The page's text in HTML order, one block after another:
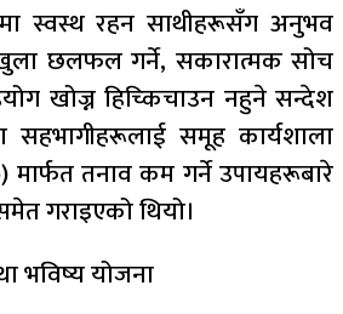
स्वस्थ रहन साथीहरूसँग अनुभव
छलफल गर्ने, सकारात्मक सोच
खोज्न हिच्किचाउन नहुने सन्देश
सहभागीहरूलाई समूह कार्यशाला
तनाव कम गर्ने उपायहरूबारे
गराइएको थियो।
भविष्य योजना